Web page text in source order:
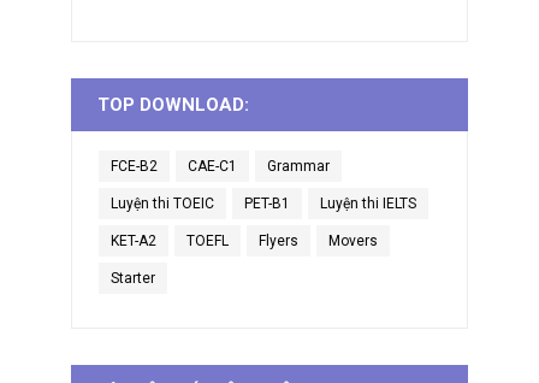
TOP DOWNLOAD:
FCE-B2 CAE-C1 Grammar
Luyện thi TOEIC PET-B1 Luyện thi IELTS
KET-A2 TOEFL Flyers Movers
Starter